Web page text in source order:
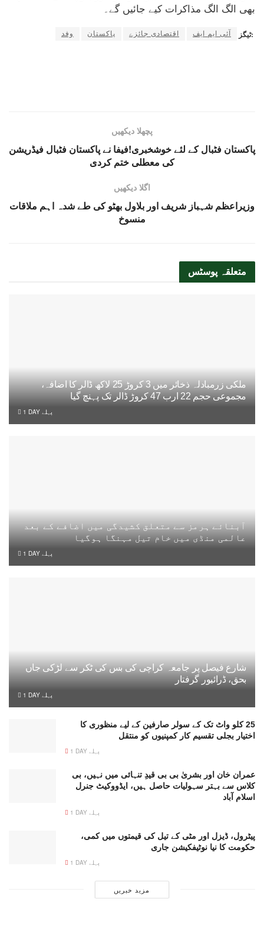
بھی الگ الگ مذاکرات کیے جائیں گے۔
ٹیگز: آئی ایم ایف اقتصادی جائزے پاکستان وفد
پچھلا دیکھیں
پاکستان فٹبال کے لئے خوشخبری!فیفا نے پاکستان فٹبال فیڈریشن
کی معطلی ختم کردی
اگلا دیکھیں
وزیراعظم شہباز شریف اور بلاول بھٹو کی طے شدہ اہم ملاقات
منسوخ
متعلقہ پوسٹس
ملکی زرمبادلہ ذخائر میں 3 کروڑ 25 لاکھ ڈالر کا اضافہ،
مجموعی حجم 22 ارب 47 کروڑ ڈالر تک پہنچ گیا
1 DAY پہلے
آبنائے ہرمز سے متعلق کشیدگی میں اضافے کے بعد
عالمی منڈی میں خام تیل مہنگا ہوگیا
1 DAY پہلے
شارع فیصل پر جامعہ کراچی کی بس کی ٹکر سے لڑکی جاں
بحق، ڈرائیور گرفتار
1 DAY پہلے
25 کلو واٹ تک کے سولر صارفین کے لیے منظوری کا
اختیار بجلی تقسیم کار کمپنیوں کو منتقل
1 DAY پہلے
عمران خان اور بشریٰ بی بی قیدِ تنہائی میں نہیں، بی
کلاس سے بہتر سہولیات حاصل ہیں، ایڈووکیٹ جنرل
اسلام آباد
1 DAY پہلے
پیٹرول، ڈیزل اور مٹی کے تیل کی قیمتوں میں کمی،
حکومت کا نیا نوٹیفکیشن جاری
1 DAY پہلے
مزید خبریں